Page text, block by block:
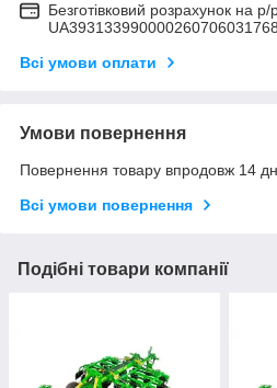
Безготівковий розрахунок на р/
Всі умови оплати
Умови повернення
Повернення товару впродовж 14
Всі умови повернення
Подібні товари компанії